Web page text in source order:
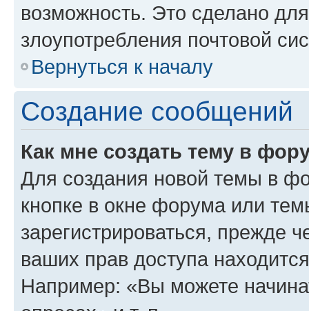
возможность. Это сделано
злоупотребления почтовой
Вернуться к началу
Создание сообщений
Как мне создать тему в
Для создания новой темы в
кнопке в окне форума или
зарегистрироваться, прежде
ваших прав доступа
Например: «Вы можете